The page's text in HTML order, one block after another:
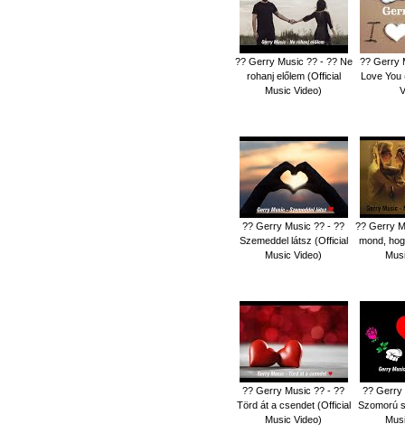
?? Gerry Music ?? - ?? Ne
rohanj előlem (Official
Music Video)
?? Gerry
Love
?? Gerry Music ?? - ??
Szemeddel látsz (Official
Music Video)
?? Gerry
mond,
?? Gerry Music ?? - ??
Törd át a csendet (Official
Music Video)
?? Gerry
Szomorú